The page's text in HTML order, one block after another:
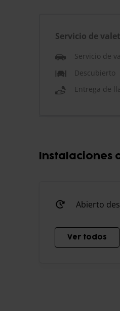
Servicio de valet
Servicio de
Descubierto
Entrega de
Instalaciones
Abierto
Ver todos